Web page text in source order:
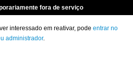
fora de serviço
interessado em reativar, pode entrar no
administrador.